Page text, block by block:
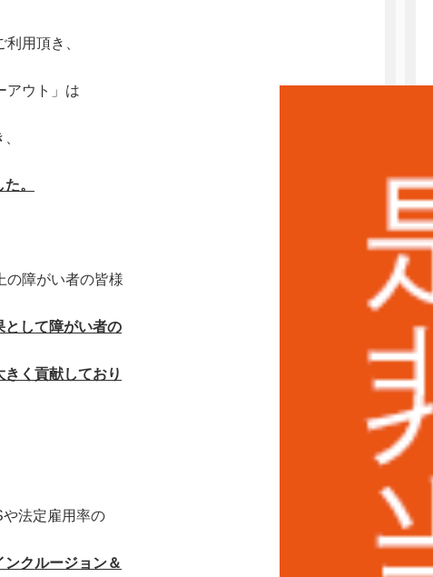
用頂き、
アウト」は
。
の障がい者の皆様
として障がい者の
きく貢献しており
や法定雇用率の
ンクルージョン＆